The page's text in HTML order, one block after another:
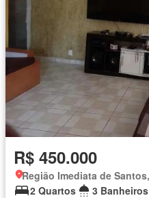
R$ 450.000
2 Quartos
3 Banheiros